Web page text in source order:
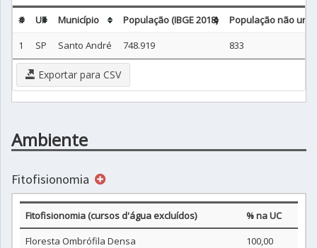
# UF Município População (IBGE 2018)
População não
1
SP Santo André 748.919 833
Exportar para CSV
Ambiente
Fitofisionomia
Fitofisionomia (cursos d'água excluídos)
% na UC
Floresta Ombrófila Densa
100,00